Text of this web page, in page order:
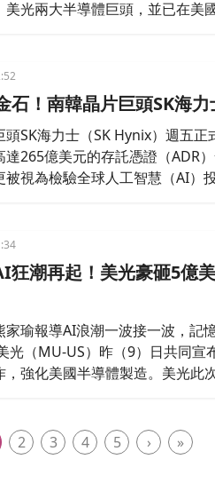
美光兩大半導體巨頭，並已在美
。他指出，銳澤客戶群相當強
石！南韓晶片巨頭SK海
頭SK海力士（SK Hynix）週五
達265億美元的存託憑證（ADR
被視為檢驗全球人工智慧（AI）
狂潮再起！美光豪砸5億
家瑜報導AI浪潮一波接一波，記
光（MU-US）昨（9）日共同宣
，強化美國半導體製造。美光此
2 3 4 5 › »